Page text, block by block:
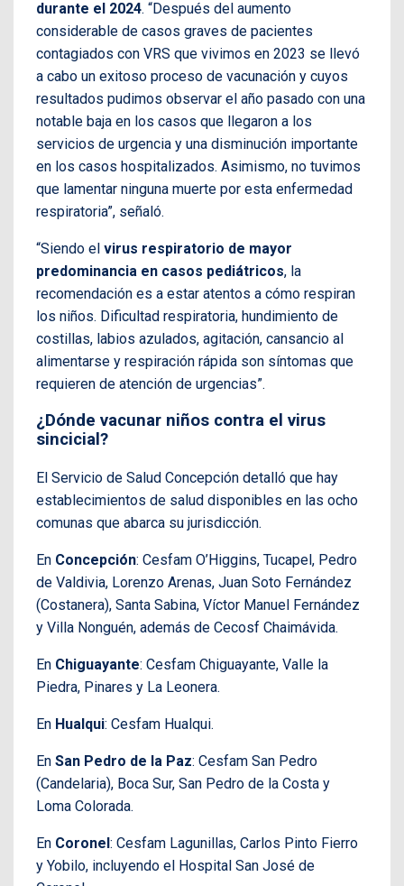
durante el 2024. “Después del aumento
considerable de casos graves de pacientes
contagiados con VRS que vivimos en 2023 se llevó
a cabo un exitoso proceso de vacunación y cuyos
resultados pudimos observar el año pasado con una
notable baja en los casos que llegaron a los
servicios de urgencia y una disminución importante
en los casos hospitalizados. Asimismo, no tuvimos
que lamentar ninguna muerte por esta enfermedad
respiratoria”, señaló.
“Siendo el virus respiratorio de mayor
predominancia en casos pediátricos, la
recomendación es a estar atentos a cómo respiran
los niños. Dificultad respiratoria, hundimiento de
costillas, labios azulados, agitación, cansancio al
alimentarse y respiración rápida son síntomas que
requieren de atención de urgencias”.
¿Dónde vacunar niños contra el virus
sincicial?
El Servicio de Salud Concepción detalló que hay
establecimientos de salud disponibles en las ocho
comunas que abarca su jurisdicción.
En Concepción: Cesfam O’Higgins, Tucapel, Pedro
de Valdivia, Lorenzo Arenas, Juan Soto Fernández
(Costanera), Santa Sabina, Víctor Manuel Fernández
y Villa Nonguén, además de Cecosf Chaimávida.
En Chiguayante: Cesfam Chiguayante, Valle la
Piedra, Pinares y La Leonera.
En Hualqui: Cesfam Hualqui.
En San Pedro de la Paz: Cesfam San Pedro
(Candelaria), Boca Sur, San Pedro de la Costa y
Loma Colorada.
En Coronel: Cesfam Lagunillas, Carlos Pinto Fierro
y Yobilo, incluyendo el Hospital San José de